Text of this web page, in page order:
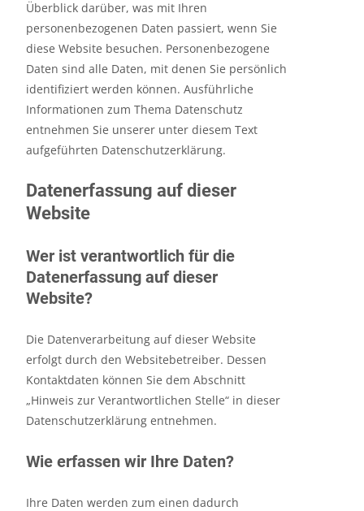
Überblick darüber, was mit Ihren
personenbezogenen Daten passiert, wenn Sie
diese Website besuchen. Personenbezogene
Daten sind alle Daten, mit denen Sie persönlich
identifiziert werden können. Ausführliche
Informationen zum Thema Datenschutz
entnehmen Sie unserer unter diesem Text
aufgeführten Datenschutzerklärung.
Datenerfassung auf dieser
Website
Wer ist verantwortlich für die
Datenerfassung auf dieser
Website?
Die Datenverarbeitung auf dieser Website
erfolgt durch den Websitebetreiber. Dessen
Kontaktdaten können Sie dem Abschnitt
„Hinweis zur Verantwortlichen Stelle“ in dieser
Datenschutzerklärung entnehmen.
Wie erfassen wir Ihre Daten?
Ihre Daten werden zum einen dadurch